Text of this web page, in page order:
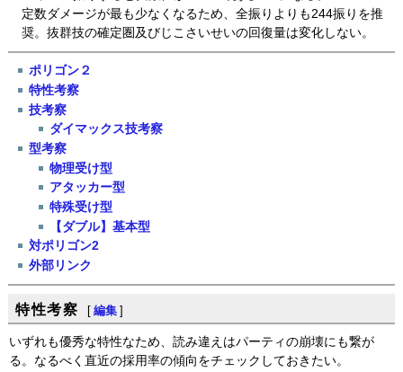
定数ダメージが最も少なくなるため、全振りよりも244振りを推
奨。抜群技の確定圏及びじこさいせいの回復量は変化しない。
ポリゴン２
特性考察
技考察
ダイマックス技考察
型考察
物理受け型
アタッカー型
特殊受け型
【ダブル】基本型
対ポリゴン2
外部リンク
特性考察 [ 編集 ]
いずれも優秀な特性なため、読み違えはパーティの崩壊にも繋が
る。なるべく直近の採用率の傾向をチェックしておきたい。